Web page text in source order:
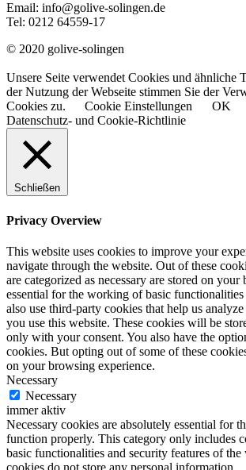
Email: info@golive-solingen.de
Tel: 0212 64559-17
© 2020 golive-solingen
Unsere Seite verwendet Cookies und ähnliche
der Nutzung der Webseite stimmen Sie der
Cookies zu.
Cookie Einstellungen
OK
Datenschutz- und Cookie-Richtlinie
Schließen
Privacy Overview
This website uses cookies to improve your
navigate through the website. Out of these
are categorized as necessary are stored on your
essential for the working of basic
also use third-party cookies that help us
you use this website. These cookies will be
only with your consent. You also have the
cookies. But opting out of some of these
on your browsing experience.
Necessary
Necessary
immer aktiv
Necessary cookies are absolutely essential for
function properly. This category only includes
basic functionalities and security features of the
cookies do not store any personal information.